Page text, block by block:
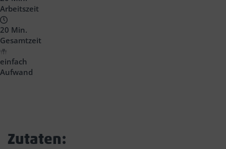
Arbeitszeit
20 Min.
Gesamtzeit
einfach
Aufwand
Zutaten: